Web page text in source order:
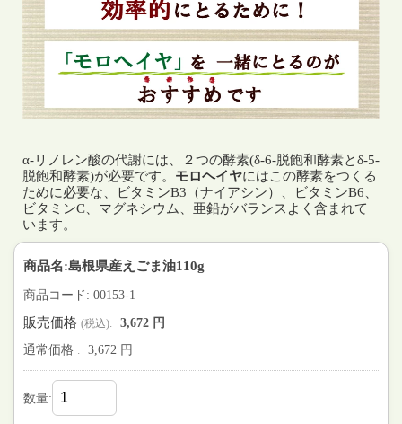
α-リノレン酸の代謝には、２つの酵素(δ-6-脱飽和酵素とδ-5-
脱飽和酵素)が必要です。 モロヘイヤにはこの酵素をつくる
ために必要な、ビタミンB3（ナイアシン）、ビタミンB6、
ビタミンC、マグネシウム、亜鉛がバランスよく含まれて
います。
商品名:島根県産えごま油110g
商品コード: 00153-1
販売価格 (税込):
3,672 円
通常価格 : 3,672 円
数量: